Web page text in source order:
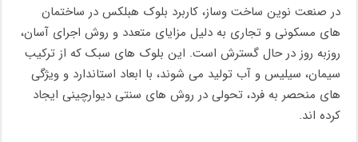
در صنعت نوین ساخت وساز، کاربرد بلوک هبلکس در ساختمان
های مسکونی و تجاری به دلیل مزایای متعدد و روش اجرای آسان،
روزبه روز در حال گسترش است. این بلوک های سبک که از ترکیب
سیمان، سیلیس و آب تولید می شوند، با ابعاد استاندارد و ویژگی
های منحصر به فرد، تحولی در روش های سنتی دیوارچینی ایجاد
کرده اند.